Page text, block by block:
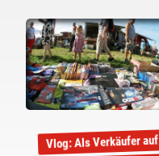
Vlog: Als Verkäufer auf